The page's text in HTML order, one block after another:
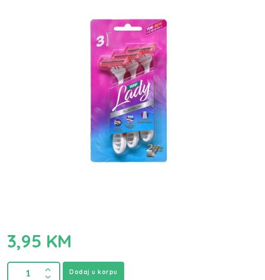
3,95 KM
Dodaj u korpu